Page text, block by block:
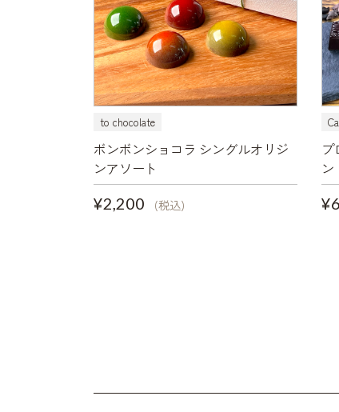
to chocolate
ボンボンショコラ シングルオリジ
ンアソート
¥2,200
(税込)
プ
ン